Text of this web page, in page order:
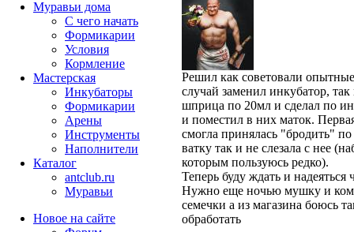
Решил как советовали
случай заменил инкубатор,
шприца по 20мл и сделал по
и поместил в них маток.
смогла принялась "бродить"
ватку так и не слезала с нее
которым пользуюсь редко).
Теперь буду ждать и
Нужно еще ночью мушку и
семечки а из магазина боюсь
обработать
Муравьи дома
С чего начать
Формикарии
Условия
Кормление
Мастерская
Инкубаторы
Формикарии
Арены
Инструменты
Наполнители
Каталог
antclub.ru
Муравьи
Новое на сайте